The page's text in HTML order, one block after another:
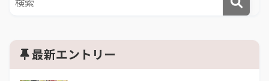
最新エントリー